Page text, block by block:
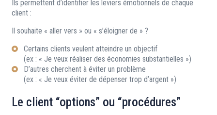
Ils permettent d’identifier les leviers émotionnels de chaque
client :
Il souhaite « aller vers » ou « s’éloigner de » ?
Certains clients veulent atteindre un objectif
(ex : « Je veux réaliser des économies substantielles »)
D’autres cherchent à éviter un problème
(ex : « Je veux éviter de dépenser trop d’argent »)
Le client “options” ou “procédures”